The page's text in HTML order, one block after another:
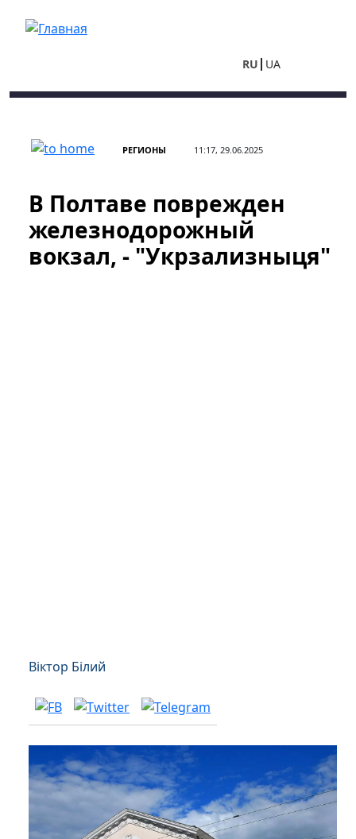
RU UA
РЕГИОНЫ 11:17, 29.06.2025
В Полтаве поврежден
железнодорожный
вокзал, - "Укрзализныця"
Віктор Білий